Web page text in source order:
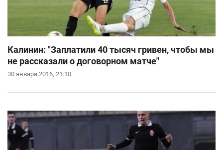
30 января 2016, 21:10
Калинин: "Заплатили 40 тысяч гривен, чтобы мы
не рассказали о договорном матче"